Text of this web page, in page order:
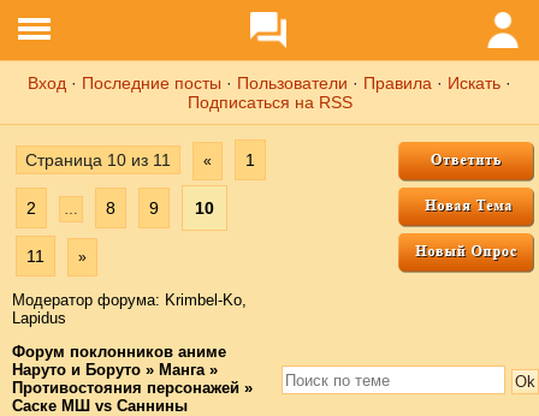
Вход · Последние посты · Пользователи · Правила · Искать ·
Подписаться на RSS
Страница 10 из 11 « 1
2 … 8 9 10
11 »
Модератор форума: Krimbel-Ko,
Lapidus
Форум поклонников аниме
Наруто и Боруто » Манга »
Противостояния персонажей »
Саске МШ vs Саннины